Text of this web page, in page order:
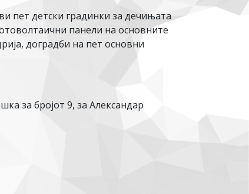
пет детски градинки за дечињата
панели на основните
доградби на пет основни
за бројот 9, за Александар